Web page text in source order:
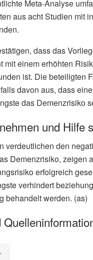
Meta-Analyse
aus acht Studien mit
dass das
mit einem erhöhten
ist. Die beteiligten
davon aus, dass
das Demenzrisiko
und Hilfe
verdeutlichen den
Demenzrisiko, zeigen
erfolgreich
verhindert
behandelt werden. (as)